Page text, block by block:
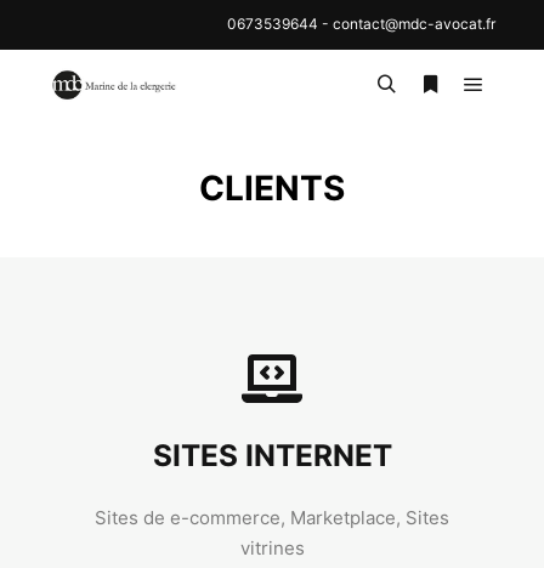
0673539644 - contact@mdc-avocat.fr
CLIENTS
SITES INTERNET
Sites de e-commerce, Marketplace, Sites
vitrines